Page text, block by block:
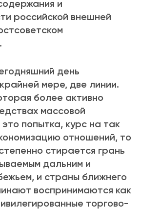
и
российской внешней
день
мере, две линии.
более активно
массовой
попытка, курс на так
отношений, то
стирается грань
дальним и
и страны ближнего
воспринимаются как
торгово-